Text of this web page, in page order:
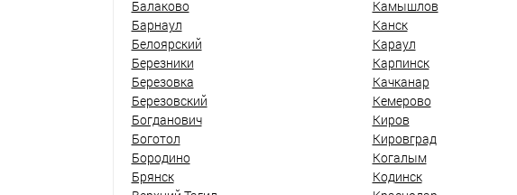
Балаково
Барнаул
Белоярский
Березники
Березовка
Березовский
Богданович
Боготол
Бородино
Брянск
Камышлов
Канск
Караул
Карпинск
Качканар
Кемерово
Киров
Кировград
Когалым
Кодинск